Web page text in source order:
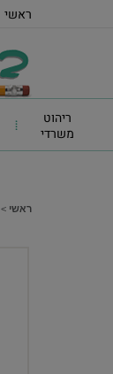
ראשי
ריהוט
משרדי
ראשי >